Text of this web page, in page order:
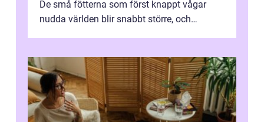
De små fötterna som först knappt vågar
nudda världen blir snabbt större, och